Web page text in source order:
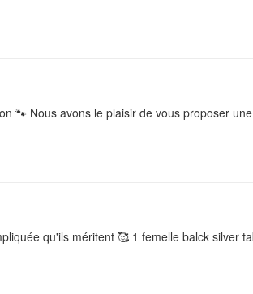
🐾 Nous avons le plaisir de vous proposer
qu'ils méritent 🥰 1 femelle balck silver